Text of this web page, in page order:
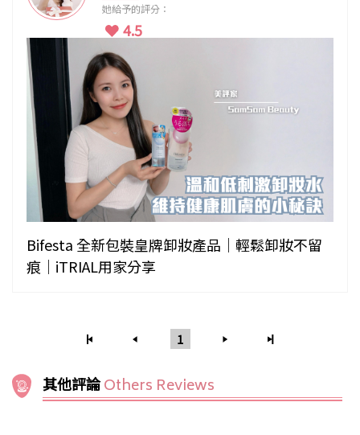
她給予的評分：
4.5
Bifesta 全新包裝皇牌卸妝產品｜輕鬆卸妝不留
痕｜iTRIAL用家分享
1
其他評論Others Reviews